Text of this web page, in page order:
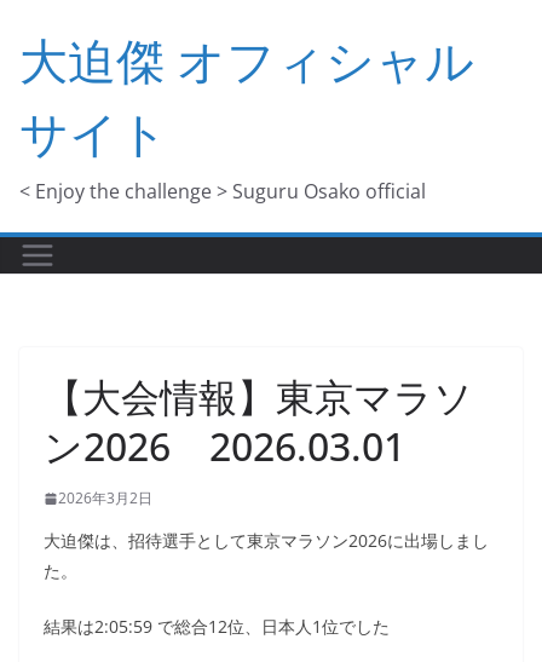
大迫傑 オフィシャル
サイト
< Enjoy the challenge > Suguru Osako official
【大会情報】東京マラソ
ン2026 2026.03.01
2026年3月2日
大迫傑は、招待選手として東京マラソン2026に出場しまし
た。
結果は2:05:59 で総合12位、日本人1位でした